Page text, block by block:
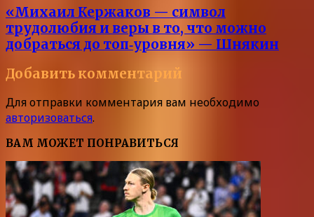
«Михаил Кержаков — символ
трудолюбия и веры в то, что можно
добраться до топ‑уровня» — Шнякин
Добавить комментарий
Для отправки комментария вам необходимо
авторизоваться.
ВАМ МОЖЕТ ПОНРАВИТЬСЯ